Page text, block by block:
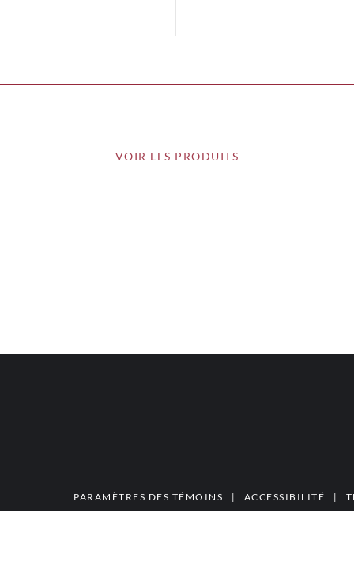
VOIR LES PRODUITS
PARAMÈTRES DES TÉMOINS | ACCESSIBILITÉ |